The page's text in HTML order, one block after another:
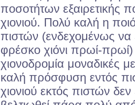
ποσοτήτων εξαιρετικής
χιονιού. Πολύ καλή η
πιστών (ενδεχομένως να
φρέσκο χιόνι πρωί-πρωί)
χιονοδρομία μοναδικές
καλή πρόσφυση εντός
χιονιού εκτός πιστών δεν